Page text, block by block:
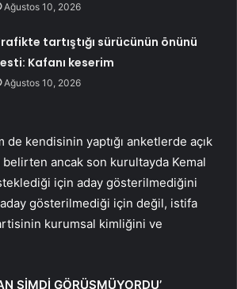
Ağustos 10, 2026
tartıştığı sürücünün önünü
Kafanı keserim
Ağustos 10, 2026
kendisinin yaptığı anketlerde açık
ancak son kurultayda Kemal
için aday gösterilmediğini
gösterilmediği için değil, istifa
kurumsal kimliğini ve
ŞİMDİ GÖRÜŞMÜYORDU’